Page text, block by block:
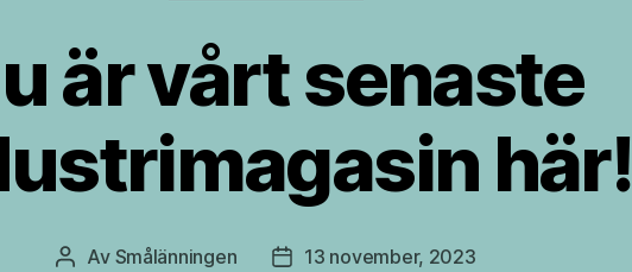
är vårt senaste
här!
Inläggsförfattare
Av Smålänningen Inläggsdatum
13 november, 2023